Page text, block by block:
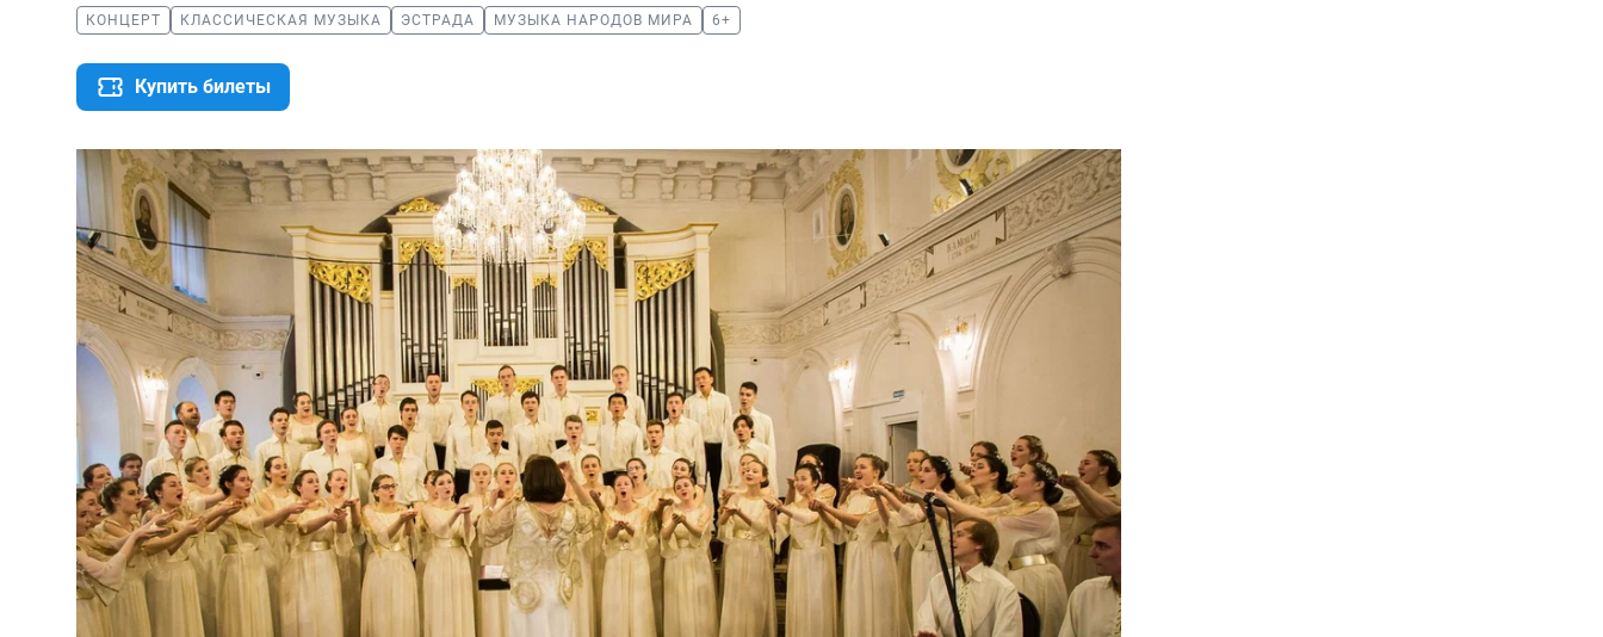
КОНЦЕРТ КЛАССИЧЕСКАЯ МУЗЫКА ЭСТРАДА МУЗЫКА НАРОДОВ МИРА 6+
Купить билеты